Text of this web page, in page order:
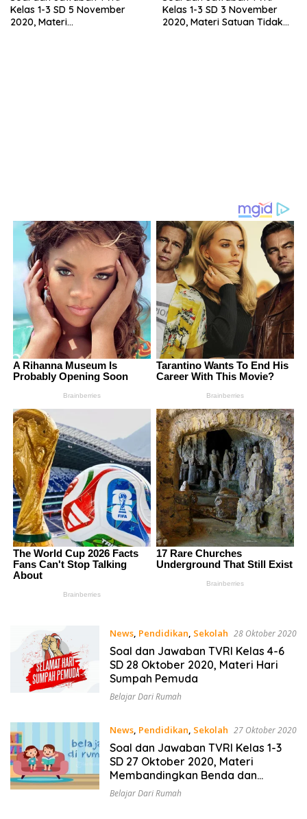
Kelas 1-3 SD 5 November
2020, Materi
Kelas 1-3 SD 3 November
2020, Materi Satuan Tidak
News, Pendidikan, Sekolah 28 Oktober 2020
Soal dan Jawaban TVRI Kelas 4-6
SD 28 Oktober 2020, Materi Hari
Sumpah Pemuda
Belajar Dari Rumah
News, Pendidikan, Sekolah 27 Oktober 2020
Soal dan Jawaban TVRI Kelas 1-3
SD 27 Oktober 2020, Materi
Membandingkan Benda dan
Bilangan
Belajar Dari Rumah